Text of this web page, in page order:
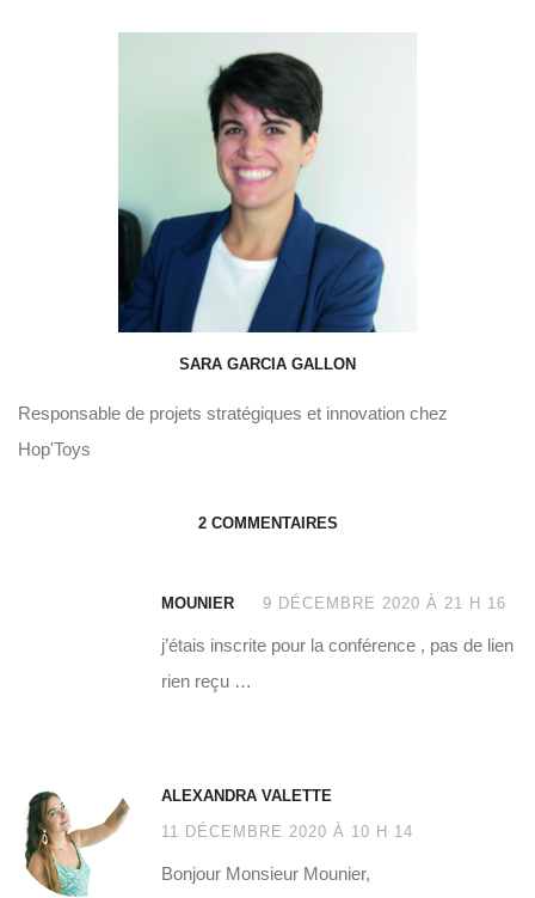
SARA GARCIA GALLON
Responsable de projets stratégiques et innovation chez
Hop'Toys
2 COMMENTAIRES
MOUNIER 9 DÉCEMBRE 2020 À 21 H 16
j’étais inscrite pour la conférence , pas de lien
rien reçu …
ALEXANDRA VALETTE
11 DÉCEMBRE 2020 À 10 H 14
Bonjour Monsieur Mounier,